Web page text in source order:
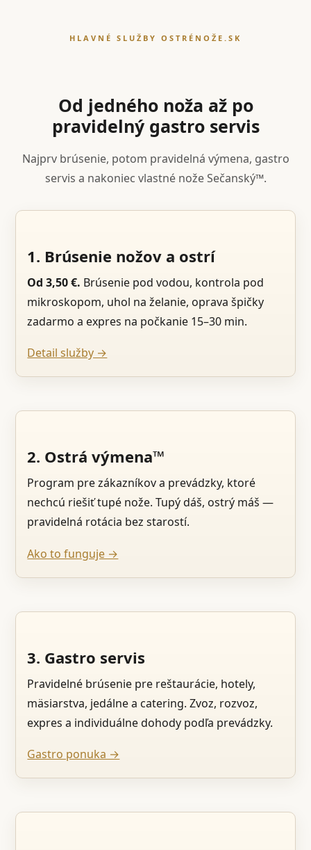
HLAVNÉ SLUŽBY OSTRÉNOŽE.SK
Od jedného noža až po
pravidelný gastro servis
Najprv brúsenie, potom pravidelná výmena, gastro
servis a nakoniec vlastné nože Sečanský™.
1. Brúsenie nožov a ostrí
Od 3,50 €. Brúsenie pod vodou, kontrola pod
mikroskopom, uhol na želanie, oprava špičky
zadarmo a expres na počkanie 15–30 min.
Detail služby →
2. Ostrá výmena™
Program pre zákazníkov a prevádzky, ktoré
nechcú riešiť tupé nože. Tupý dáš, ostrý máš —
pravidelná rotácia bez starostí.
Ako to funguje →
3. Gastro servis
Pravidelné brúsenie pre reštaurácie, hotely,
mäsiarstva, jedálne a catering. Zvoz, rozvoz,
expres a individuálne dohody podľa prevádzky.
Gastro ponuka →